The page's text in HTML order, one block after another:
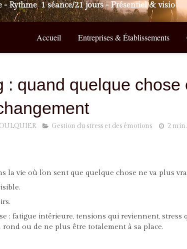
- Rythme 1 séance/21 jours - Présentiel & visio
Accueil Entreprises & Établissements
: quand quelque chose
Gestion du stress et des émotions 2 min.
la vie où l’on sent que quelque chose ne va plus
: fatigue intérieure, tensions qui reviennent, stress
ou de ne plus être totalement à sa place.